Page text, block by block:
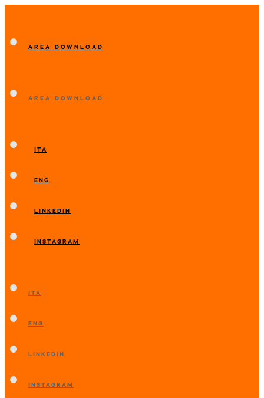
AREA DOWNLOAD
AREA DOWNLOAD
ITA
ENG
LINKEDIN
INSTAGRAM
ITA
ENG
LINKEDIN
INSTAGRAM